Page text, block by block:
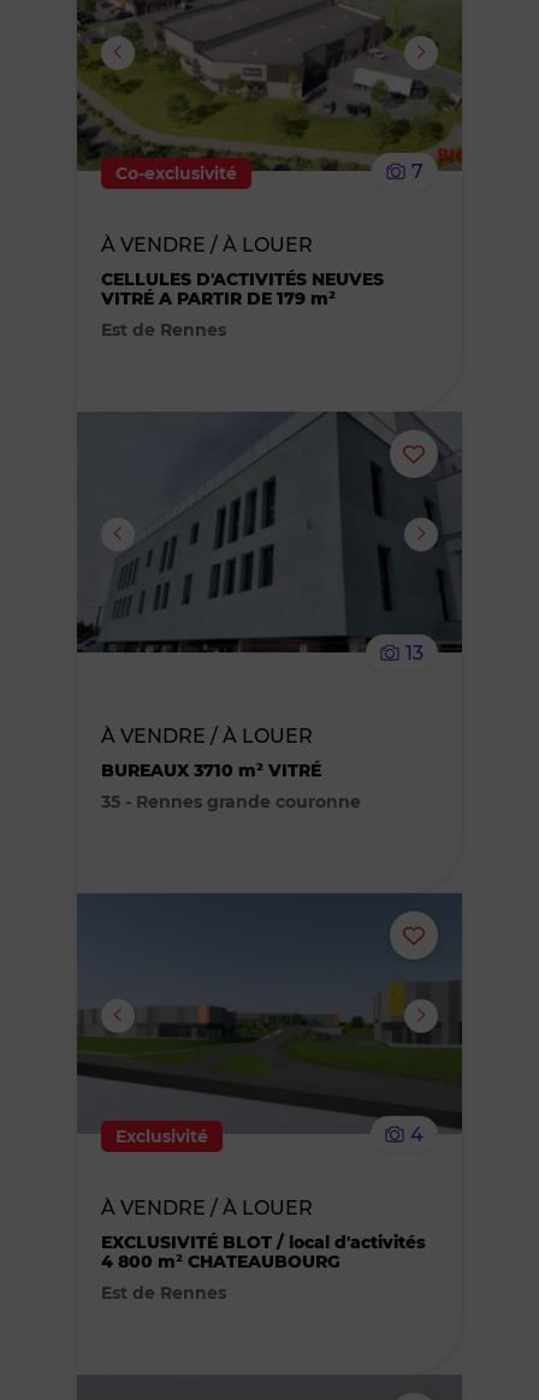
ou
supprimer
le
Co-exclusivité 7
À VENDRE / À LOUER
CELLULES D'ACTIVITÉS NEUVES
VITRÉ A PARTIR DE 179 m²
Est de Rennes
Ajouter
ou
supprimer
13
À VENDRE / À LOUER
BUREAUX 3710 m² VITRÉ
35 - Rennes grande couronne
Ajouter
ou
supprimer
Exclusivité 4
À VENDRE / À LOUER
EXCLUSIVITÉ BLOT / local d'activités
4 800 m² CHATEAUBOURG
Est de Rennes